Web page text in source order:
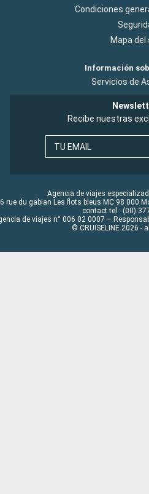
Condiciones
Mapa del
Información
Servicios de
Recibe nuestras
TU EMAIL
Agencia de viajes
rue du gabian Les flots bleus MC 98 000
contact tel : (00)
de viajes n° 006 02 0007 –
© CRUISELINE 2026 -